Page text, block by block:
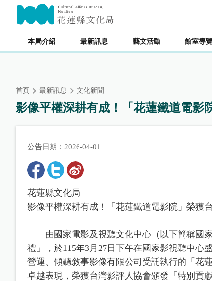
內
本局介紹 最新訊息 藝文活動 館室導覽
主要內容區塊
首頁 最新訊息 文化新聞
影像平權深耕有成！「花蓮鐵道電影
公告日期：2026-04-01
花蓮縣文化局
影像平權深耕有成！「花蓮鐵道電影院」榮獲
由國家電影及視聽文化中心（以下簡稱國家
禮」，於115年3月27日下午在國家影視聽中心
營運、傾聽敘事影像有限公司受託執行的「花
卓越表現，榮獲台灣影評人協會頒發「特別貢獻